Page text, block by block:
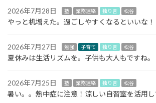
2026年7月28日 塾 業務連絡 独り言 松谷
やっと机増えた。過ごしやすくなるといいな！
2026年7月27日 勉強 子育て 独り言 松谷
夏休みは生活リズムを。子供も大人もですね。
2026年7月25日 塾 業務連絡 独り言 松谷
暑い。。熱中症に注意！涼しい自習室を活用し